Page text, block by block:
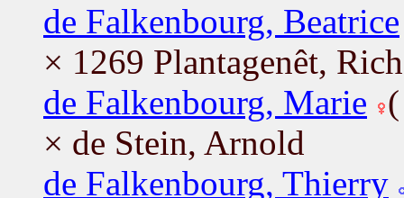
de Falkenbourg, Beatrice
× 1269 Plantagenêt,
de Falkenbourg, Marie
× de Stein, Arnold
de Falkenbourg, Thierry